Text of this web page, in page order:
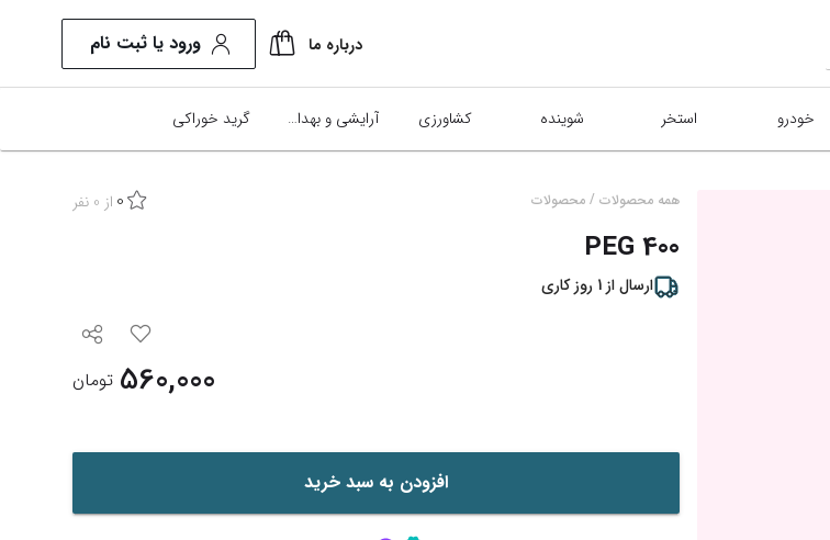
درباره ما ورود یا ثبت نام
خودرو استخر شوینده کشاورزی آرایشی و بهداشتی گرید خوراکی
همه محصولات / محصولات 0 از 0 نفر
PEG 400
ارسال از 1 روز کاری
560,000 تومان
افزودن به سبد خرید